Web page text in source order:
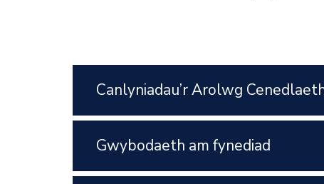
Canlyniadau’r Arolwg
Gwybodaeth am fynediad